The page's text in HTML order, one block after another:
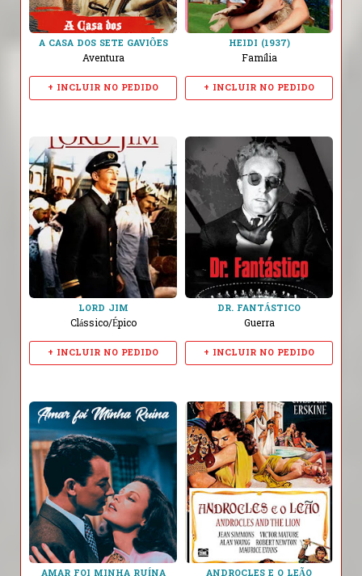
A CASA DOS SETE GAVIÕES
Aventura
+ INCLUIR NO PEDIDO
HEIDI (1937)
Família
+ INCLUIR NO PEDIDO
LORD JIM
Clássico/Épico
+ INCLUIR NO PEDIDO
DR. FANTÁSTICO
Guerra
+ INCLUIR NO PEDIDO
AMAR FOI MINHA RUÍNA ANDROCLES E O LEÃO